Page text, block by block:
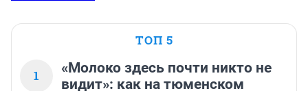
ТОП 5
1
«Молоко здесь почти никто не
видит»: как на тюменском